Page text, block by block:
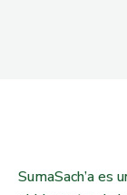
SumaSach’a es